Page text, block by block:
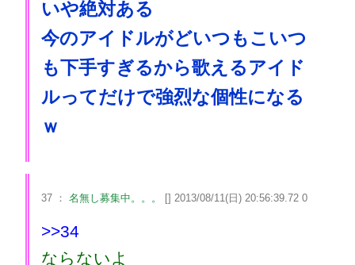
いや絶対ある
今のアイドルがどいつもこいつ
も下手すぎるから歌えるアイド
ルってだけで強烈な個性になる
ｗ
37 ： 名無し募集中。。。 [] 2013/08/11(日) 20:56:39.72 0
>>34
ならないよ